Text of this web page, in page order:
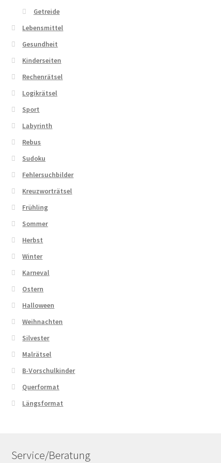
Getreide
Lebensmittel
Gesundheit
Kinderseiten
Rechenrätsel
Logikrätsel
Sport
Labyrinth
Rebus
Sudoku
Fehlersuchbilder
Kreuzworträtsel
Frühling
Sommer
Herbst
Winter
Karneval
Ostern
Halloween
Weihnachten
Silvester
Malrätsel
B-Vorschulkinder
Querformat
Längsformat
Service/Beratung